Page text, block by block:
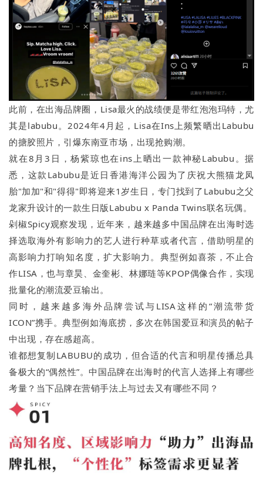
此前，在出海品牌圈，Lisa最火的战绩便是带红泡泡玛特，尤
其是labubu。2024年4月起，Lisa在Ins上频繁晒出Labubu
的搪胶照片，引爆东南亚市场，出现抢购潮。
就在8月3日，杨紫琼也在ins上晒出一款神秘Labubu。据
悉，这款Labubu是近日香港海洋公园为了庆祝大熊猫龙凤
胎"加加"和"得得"即将迎来1岁生日，专门找到了Labubu之父
龙家升设计的一款生日版Labubu x Panda Twins联名玩偶。
剁椒Spicy观察发现，近年来，越来越多中国品牌在出海时选
择选取海外有影响力的艺人进行种草或者代言，借助明星的
高影响力打响知名度，扩大影响力。典型例如喜茶，不止合
作LISA，也与章昊、金奎彬、林娜琏等KPOP偶像合作，实现
批量化的潮流爱豆输出。
同时，越来越多海外品牌尝试与LISA这样的“潮流带货
ICON”携手。典型例如海底捞，多次在韩国爱豆和演员的帖子
中出现，存在感超高。
谁都想复制LABUBU的成功，但合适的代言和明星传播总具
备极大的“偶然性”。中国品牌在出海时的代言人选择上有哪些
考量？当下品牌在营销手法上与过去又有哪些不同？